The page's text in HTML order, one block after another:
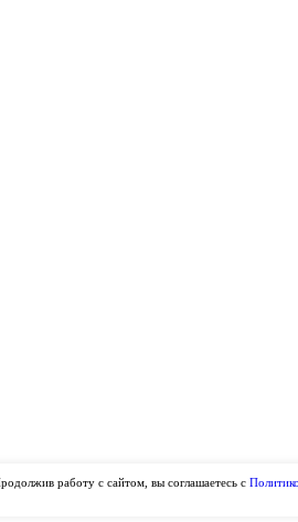
работу с сайтом, вы соглашаетесь с